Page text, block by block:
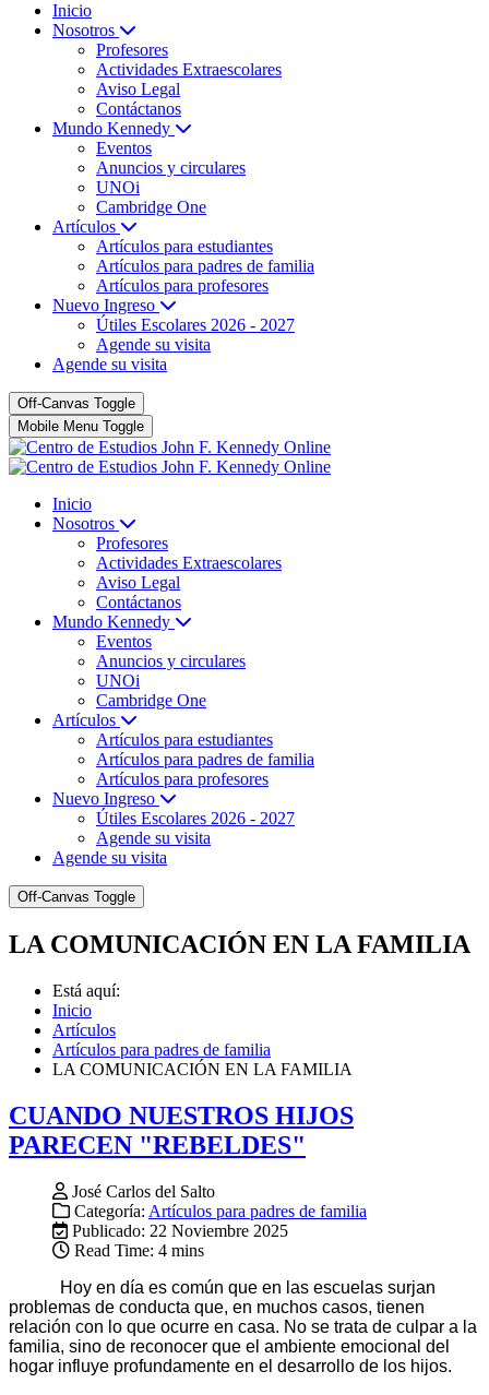
Inicio
Nosotros
Profesores
Actividades Extraescolares
Aviso Legal
Contáctanos
Mundo Kennedy
Eventos
Anuncios y circulares
UNOi
Cambridge One
Artículos
Artículos para estudiantes
Artículos para padres de familia
Artículos para profesores
Nuevo Ingreso
Útiles Escolares 2026 - 2027
Agende su visita
Agende su visita
Off-Canvas Toggle
Mobile Menu Toggle
Inicio
Nosotros
Profesores
Actividades Extraescolares
Aviso Legal
Contáctanos
Mundo Kennedy
Eventos
Anuncios y circulares
UNOi
Cambridge One
Artículos
Artículos para estudiantes
Artículos para padres de familia
Artículos para profesores
Nuevo Ingreso
Útiles Escolares 2026 - 2027
Agende su visita
Agende su visita
Off-Canvas Toggle
LA COMUNICACIÓN EN LA FAMILIA
Está aquí:
Inicio
Artículos
Artículos para padres de familia
LA COMUNICACIÓN EN LA FAMILIA
CUANDO NUESTROS HIJOS
PARECEN "REBELDES"
José Carlos del Salto
Categoría: Artículos para padres de familia
Publicado: 22 Noviembre 2025
Read Time: 4 mins
Hoy en día es común que en las escuelas surjan
problemas de conducta que, en muchos casos, tienen
relación con lo que ocurre en casa. No se trata de culpar a la
familia, sino de reconocer que el ambiente emocional del
hogar influye profundamente en el desarrollo de los hijos.